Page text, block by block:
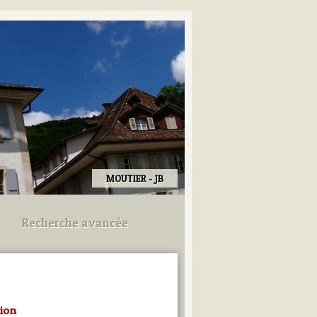
MOUTIER - JB
Recherche avancée
Utilisez les champs ci-dessous